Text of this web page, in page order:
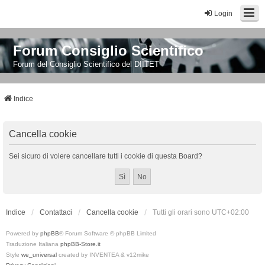
Login
Forum Consiglio Scientifico
Forum del Consiglio Scientifico del DIITET
Indice
Cancella cookie
Sei sicuro di volere cancellare tutti i cookie di questa Board?
Indice Contattaci Cancella cookie Tutti gli orari sono UTC+02:00
Powered by phpBB® Forum Software © phpBB Limited
Traduzione Italiana phpBB-Store.it
Style we_universal created by INVENTEA & v12mike